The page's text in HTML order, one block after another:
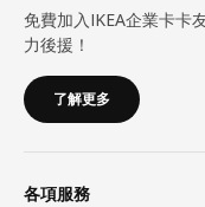
免費加入IKEA企業卡卡
力後援！
了解更多
各項服務